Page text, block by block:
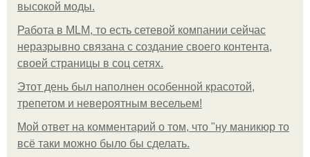
высокой моды.
Работа в MLM, то есть сетевой компании сейчас
неразрывно связана с создание своего контента,
своей страницы в соц сетях.
Этот день был наполнен особенной красотой,
трепетом и невероятным весельем!
Мой ответ на комментарий о том, что "ну маникюр то
всё таки можно было бы сделать.